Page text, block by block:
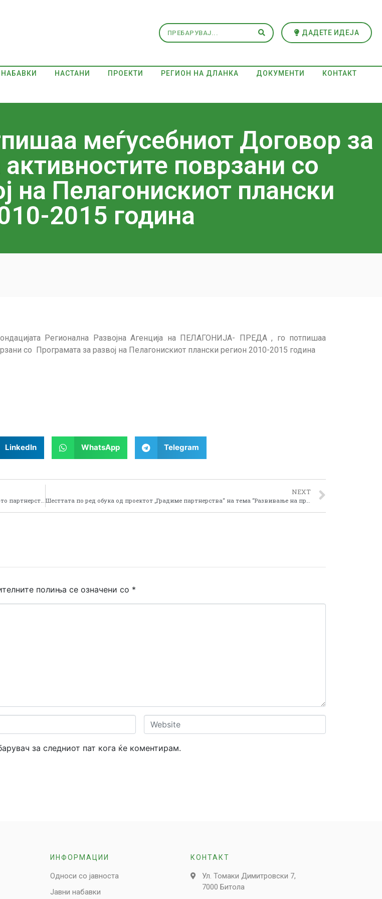
ДАДЕТЕ ИДЕЈА
НАСТАНИ ПРОЕКТИ РЕГИОН НА ДЛАНКА ДОКУМЕНТИ КОНТАКТ
меѓусебниот Договор за
поврзани со
на Пелагонискиот плански
2015 година
Регионална Развојна Агенција на ПЕЛАГОНИЈА- ПРЕДА , го потпишаа
со Програмата за развој на Пелагонискиот плански регион 2010-2015 година
LinkedIn WhatsApp Telegram
NEXT
полиња се означени со *
Website
за следниот пат кога ќе коментирам.
ИНФОРМАЦИИ
Односи со јавноста
Јавни набавки
КОНТАКТ
Ул. Томаки Димитровски 7,
7000 Битола